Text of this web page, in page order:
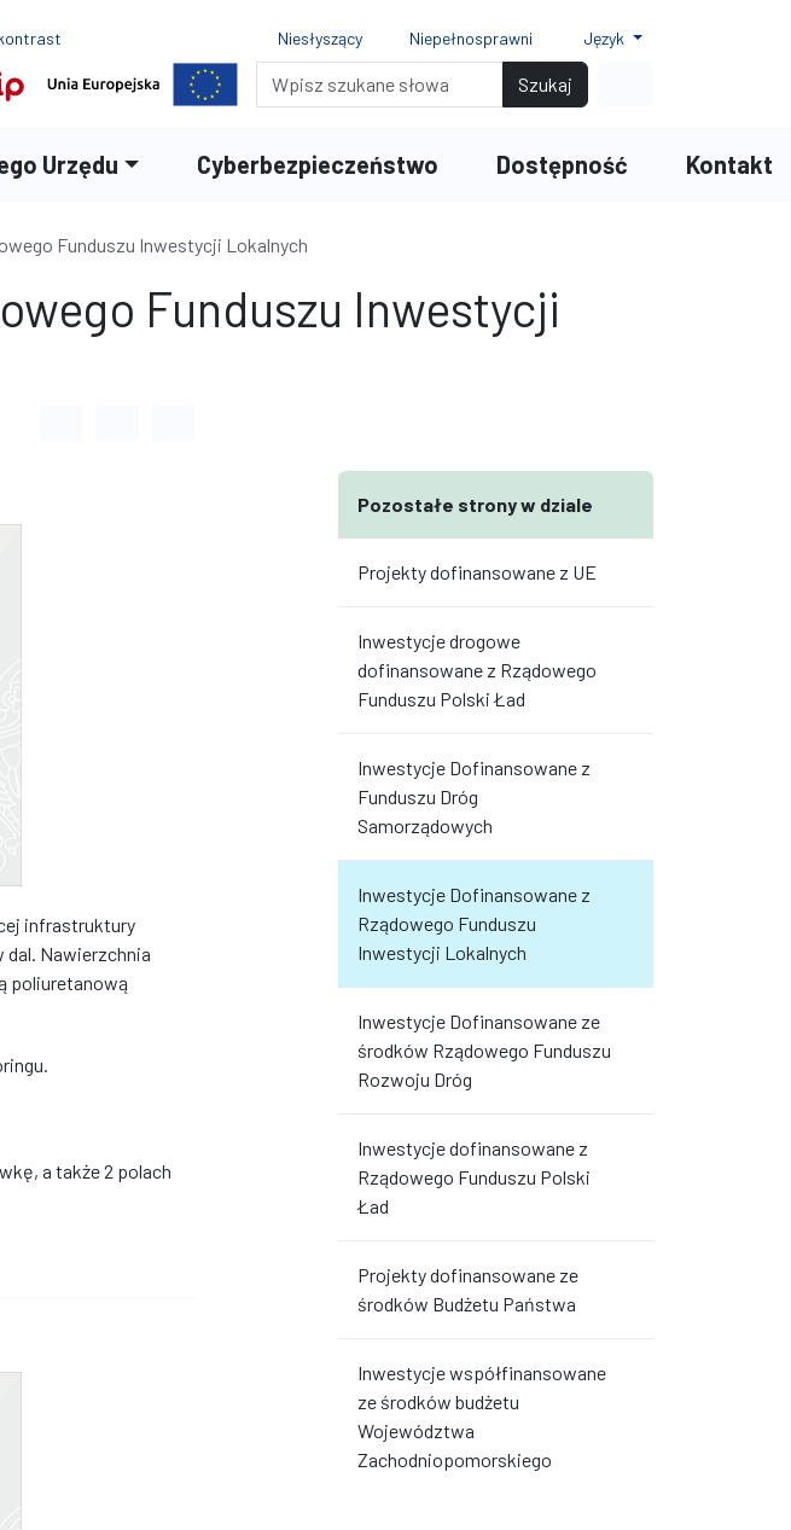
Normalny rozmiar czcionki
Rozmiar czcionki 150%
Rozmiar czcionki 200%
Niesłyszący Niepełnosprawni Język
Wyszukiwarka Szukaj
Urzędu Cyberbezpieczeństwo Dostępność Kontakt
Funduszu Inwestycji Lokalnych
Funduszu Inwestycji
infrastruktury
Nawierzchnia
poliuretanową
a także 2 polach
Pozostałe strony w dziale
Projekty dofinansowane z UE
Inwestycje drogowe
dofinansowane z Rządowego
Funduszu Polski Ład
Inwestycje Dofinansowane z
Funduszu Dróg
Samorządowych
Inwestycje Dofinansowane z
Rządowego Funduszu
Inwestycji Lokalnych
Inwestycje Dofinansowane ze
środków Rządowego Funduszu
Rozwoju Dróg
Inwestycje dofinansowane z
Rządowego Funduszu Polski
Ład
Projekty dofinansowane ze
środków Budżetu Państwa
Inwestycje współfinansowane
ze środków budżetu
Województwa
Zachodniopomorskiego